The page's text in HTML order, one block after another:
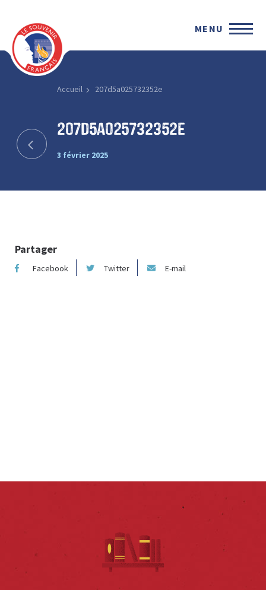
MENU
Accueil 207d5a025732352e
207d5a025732352e
3 février 2025
Partager
Facebook Twitter E-mail